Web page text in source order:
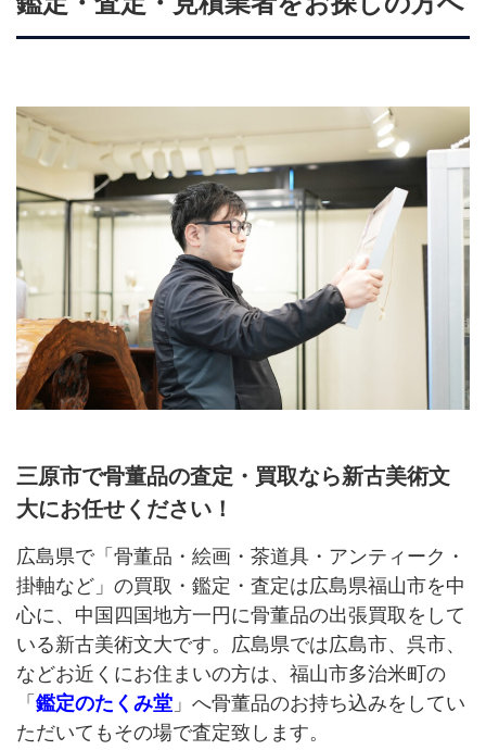
三原市で骨董品の査定・買取なら新古美術文
大にお任せください！
広島県で「骨董品・絵画・茶道具・アンティーク・
掛軸など」の買取・鑑定・査定は広島県福山市を中
心に、中国四国地方一円に骨董品の出張買取をして
いる新古美術文大です。広島県では広島市、呉市、
などお近くにお住まいの方は、福山市多治米町の
「 鑑定のたくみ堂 」へ骨董品のお持ち込みをしてい
ただいてもその場で査定致します。